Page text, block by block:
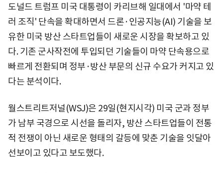
도널드 트럼프 미국 대통령이 카리브해 일대에서 '마약 테
러 조직' 단속을 확대하면서 드론·인공지능(AI) 기술을 보
유한 미국 방산 스타트업들이 새로운 시장을 확보하고 있
다. 기존 군사작전에 투입되던 기술들이 마약 단속용으로
빠르게 전환되며 정부·방산 부문의 신규 수요가 커지고 있
다는 분석이다.
월스트리트저널(WSJ)은 29일(현지시각) 미국 군과 정부
가 남부 국경으로 시선을 돌리자, 방산 스타트업들이 전통
적 전쟁이 아닌 새로운 형태의 갈등에 맞춘 기술을 잇달아
선보이고 있다고 보도했다.